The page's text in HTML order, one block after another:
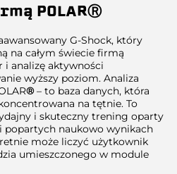
POLARⓇ
G-Shock, który
na całym świecie firmą
analizę aktywności
wyższy poziom. Analiza
®– to baza danych, która
na tętnie. To
i skuteczny trening oparty
popartych naukowo wynikach
może liczyć użytkownik
umieszczonego w module